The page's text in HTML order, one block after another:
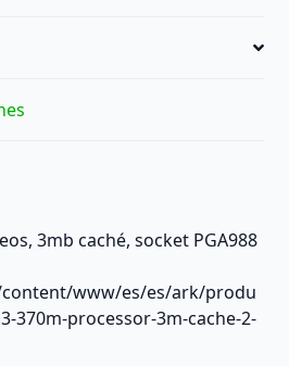
3mb caché, socket PGA988
www/es/es/ark/produ
370m-processor-3m-cache-2-